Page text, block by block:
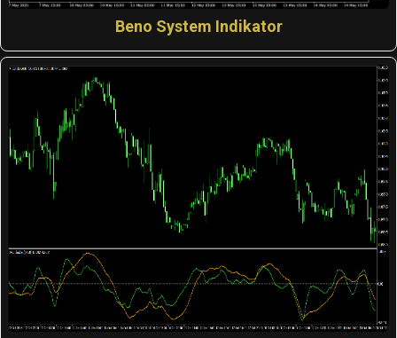
Beno System Indikator